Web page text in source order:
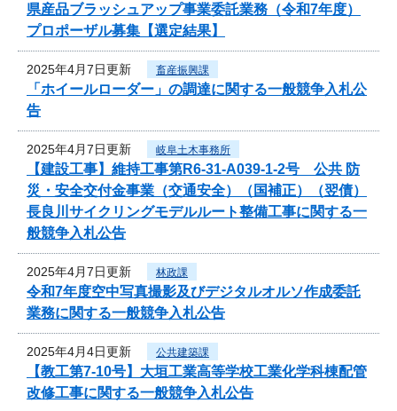
県産品ブラッシュアップ事業委託業務（令和7年度）
プロポーザル募集【選定結果】
2025年4月7日更新 畜産振興課
「ホイールローダー」の調達に関する一般競争入札公
告
2025年4月7日更新 岐阜土木事務所
【建設工事】維持工事第R6-31-A039-1-2号 公共 防
災・安全交付金事業（交通安全）（国補正）（翌債）
長良川サイクリングモデルルート整備工事に関する一
般競争入札公告
2025年4月7日更新 林政課
令和7年度空中写真撮影及びデジタルオルソ作成委託
業務に関する一般競争入札公告
2025年4月4日更新 公共建築課
【教工第7-10号】大垣工業高等学校工業化学科棟配管
改修工事に関する一般競争入札公告